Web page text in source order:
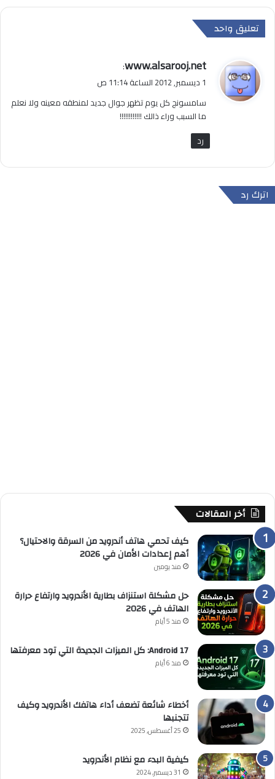
تعليق واحد
ي
ق
ل
www.alsarooj.net
:
1 ديسمبر, 2012 الساعة 11:14 ص
سامسونج كل يوم تظهر جوال جديد لمنطقه معينه ولا نعلم
ما السبب وراء ذالك !!!!!!!!!!!!
رد
اترك رد
أخر المقالات
كيف تحمي هاتف أندرويد من السرقة والاحتيال؟
أهم إعدادات الأمان في 2026
منذ يومين
حل مشكلة استنزاف بطارية الأندرويد وارتفاع حرارة
الهاتف في 2026
منذ 5 أيام
Android 17: كل الميزات الجديدة التي تود معرفتها
منذ 6 أيام
أخطاء شائعة تضعف أداء هاتفك الأندرويد وكيف
تتجنبها
25 أغسطس, 2025
كيفية البدء مع نظام الأندرويد
31 ديسمبر, 2024